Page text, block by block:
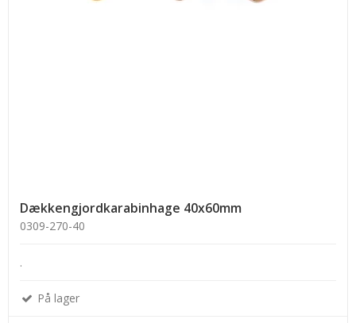
Dækkengjordkarabinhage 40x60mm
0309-270-40
.
På lager